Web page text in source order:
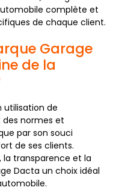
complète et
de chaque client.
Garage
de la
utilisation de
normes et
par son souci
de ses clients.
la transparence et la
Dacta un choix idéal